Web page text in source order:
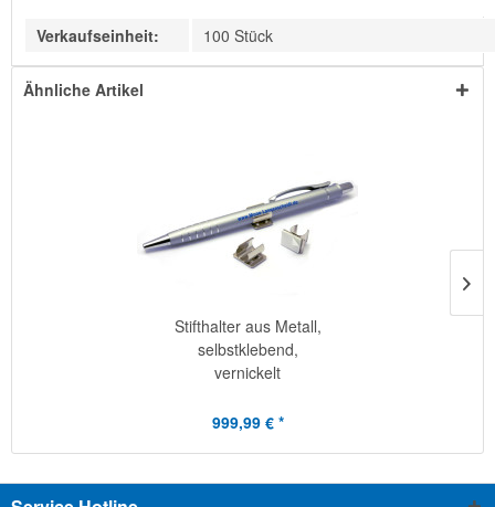
Verkaufseinheit: 100 Stück
Ähnliche Artikel
Stifthalter aus Metall,
selbstklebend,
vernickelt
999,99 € *